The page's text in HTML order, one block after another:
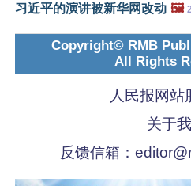
习近平的演讲被新华网改动 🖼️
Copyright© RMB
All Rights
人民报网站
关于
反馈信箱：